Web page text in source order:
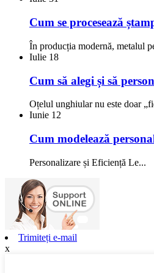
Cum se procesează
În producția modernă, metalul
Iulie 18
Cum să alegi și să
Oțelul unghiular nu este doar
Iunie 12
Cum modelează
Personalizare și Eficiență Le...
Trimiteți e-mail
x